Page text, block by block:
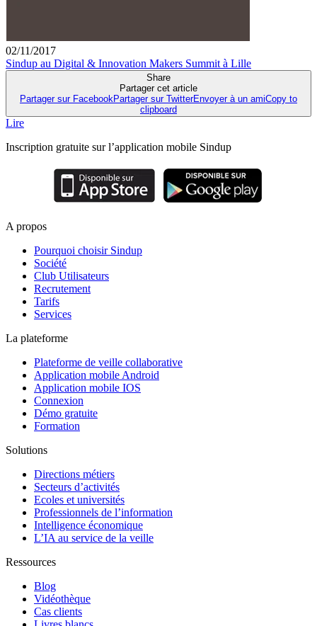
02/11/2017
Sindup au Digital & Innovation Makers Summit à Lille
Share
Partager cet article
Partager sur Facebook Partager sur TwitterEnvoyer à un amiCopy to
clipboard
Lire
Inscription gratuite sur l’application mobile Sindup
A propos
Pourquoi choisir Sindup
Société
Club Utilisateurs
Recrutement
Tarifs
Services
La plateforme
Plateforme de veille collaborative
Application mobile Android
Application mobile IOS
Connexion
Démo gratuite
Formation
Solutions
Directions métiers
Secteurs d’activités
Ecoles et universités
Professionnels de l’information
Intelligence économique
L’IA au service de la veille
Ressources
Blog
Vidéothèque
Cas clients